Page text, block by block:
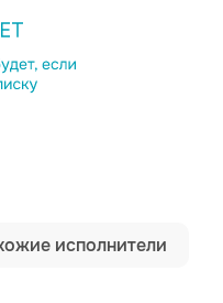
исполнители